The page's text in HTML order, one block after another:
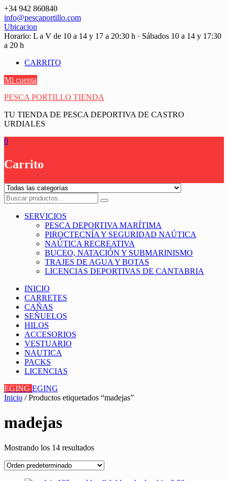
Saltar
contenido
+34 942 860840
info@pescaportillo.com
Ubicacion
Horario: L a V de 10 a 14 y 17 a 20:30 h · Sábados 10 a 14 y 17:30
a 20 h
CARRITO
Mi cuenta
PESCA PORTILLO TIENDA
TU TIENDA DE PESCA DEPORTIVA DE CASTRO
URDIALES
0
Carrito
SERVICIOS
PESCA DEPORTIVA MARÍTIMA
PIROCTECNÍA Y SEGURIDAD NAÚTICA
NAÚTICA RECREATIVA
BUCEO, NATACIÓN Y SUBMARINISMO
TRAJES DE AGUA Y BOTAS
LICENCIAS DEPORTIVAS DE CANTABRIA
INICIO
CARRETES
CAÑAS
SEÑUELOS
HILOS
ACCESORIOS
VESTUARIO
NAUTICA
PACKS
LICENCIAS
EGING EGING
Inicio / Productos etiquetados “madejas”
madejas
Mostrando los 14 resultados